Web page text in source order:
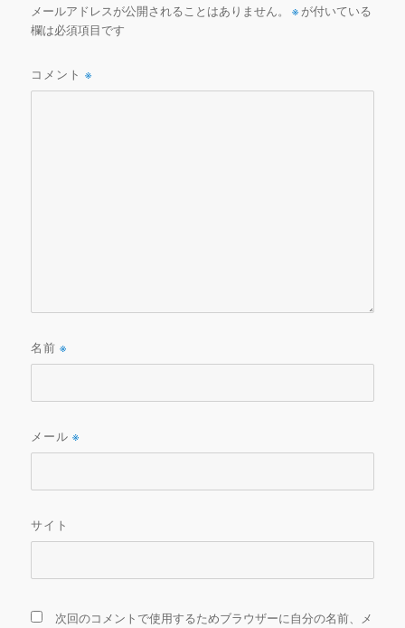
メールアドレスが公開されることはありません。 ※ が付いている
欄は必須項目です
コメント※
名前※
メール※
サイト
次回のコメントで使用するためブラウザーに自分の名前、メ